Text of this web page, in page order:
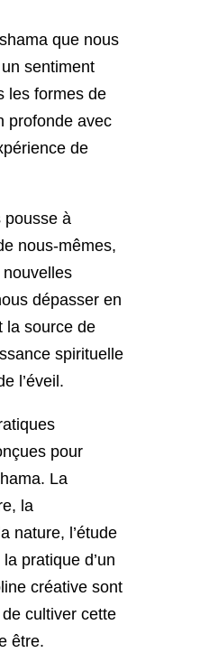
que nous
sentiment
les formes de
profonde avec
de
pousse à
nous-mêmes,
dépasser en
la source de
spirituelle
l’éveil.
pour
La
la
nature, l’étude
pratique d’un
créative sont
cultiver cette
être.